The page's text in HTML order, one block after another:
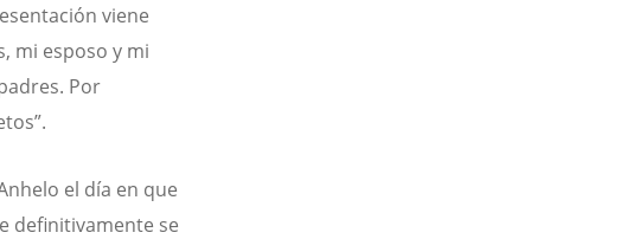
viene
mi esposo y mi
Por
el día en que
definitivamente se